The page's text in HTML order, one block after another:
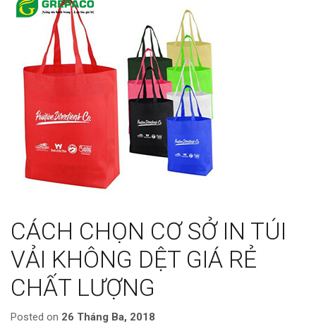
CÁCH CHỌN CƠ SỞ IN TÚI
VẢI KHÔNG DỆT GIÁ RẺ
CHẤT LƯỢNG
Posted on 26 Tháng Ba, 2018